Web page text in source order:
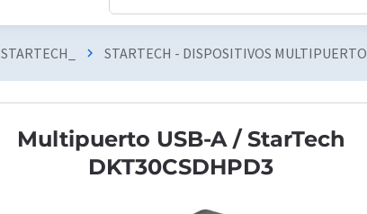
STARTECH_ chevron_right STARTECH - DISPOSITIVOS MULTIPUERTO
Multipuerto USB-A / StarTech
DKT30CSDHPD3